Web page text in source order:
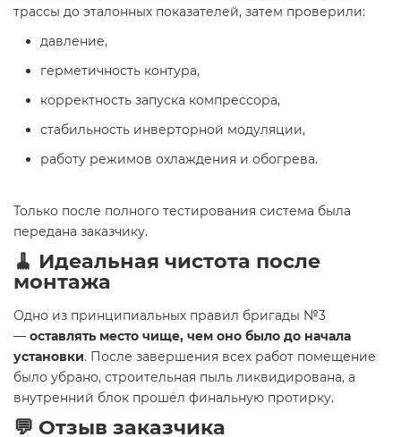
трассы до эталонных показателей, затем проверили:
давление,
герметичность контура,
корректность запуска компрессора,
стабильность инверторной модуляции,
работу режимов охлаждения и обогрева.
Только после полного тестирования система была
передана заказчику.
🧹 Идеальная чистота после
монтажа
Одно из принципиальных правил бригады №3
— оставлять место чище, чем оно было до начала
установки. После завершения всех работ помещение
было убрано, строительная пыль ликвидирована, а
внутренний блок прошёл финальную протирку.
💬 Отзыв заказчика